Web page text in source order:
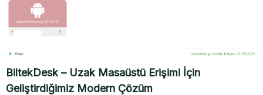
BiltekDesk – Uzak Masaüstü Erişimi İçin
Geliştirdiğimiz Modern Çözüm